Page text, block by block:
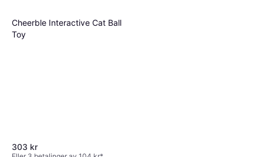
Cheerble Interactive Cat Ball
Toy
303 kr